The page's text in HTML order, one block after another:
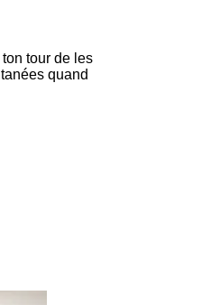
tour de les
quand